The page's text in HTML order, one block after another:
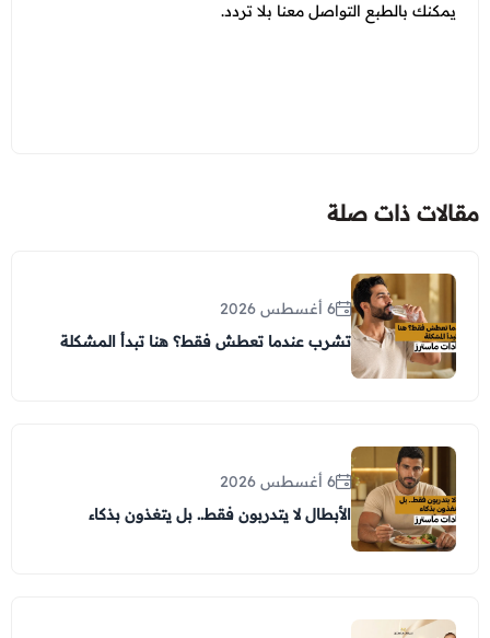
يمكنك بالطبع التواصل معنا بلا تردد.
مقالات ذات صلة
6 أغسطس 2026
تشرب عندما تعطش فقط؟ هنا تبدأ المشكلة
6 أغسطس 2026
الأبطال لا يتدربون فقط.. بل يتغذون بذكاء